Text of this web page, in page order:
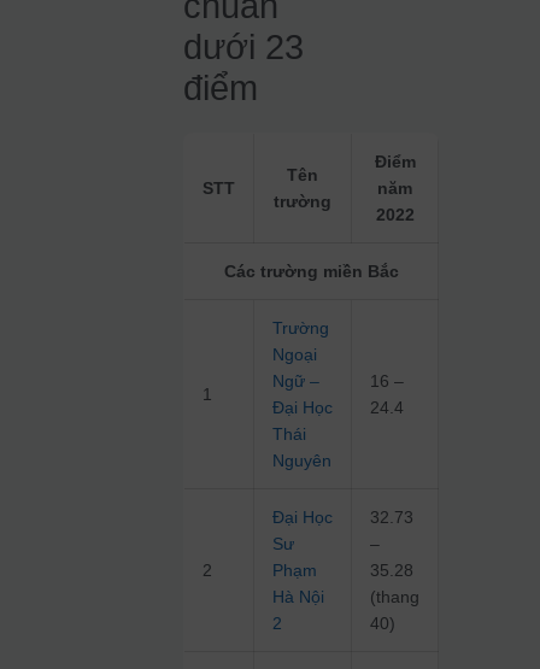
dưới 23
điểm
STT
Tên
trường
Điểm
năm
2022
Các trường miền Bắc
1
Trường
Ngoại
Ngữ –
Đại Học
Thái
Nguyên
16 –
24.4
2
Đại Học
Sư
Phạm
Hà Nội
2
32.73
–
35.28
(thang
40)